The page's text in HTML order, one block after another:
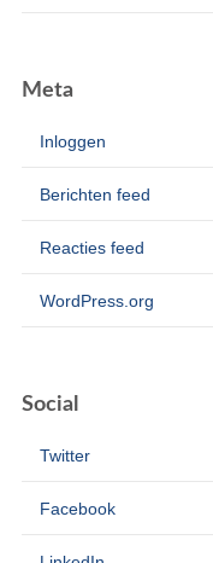
Meta
Inloggen
Berichten feed
Reacties feed
WordPress.org
Social
Twitter
Facebook